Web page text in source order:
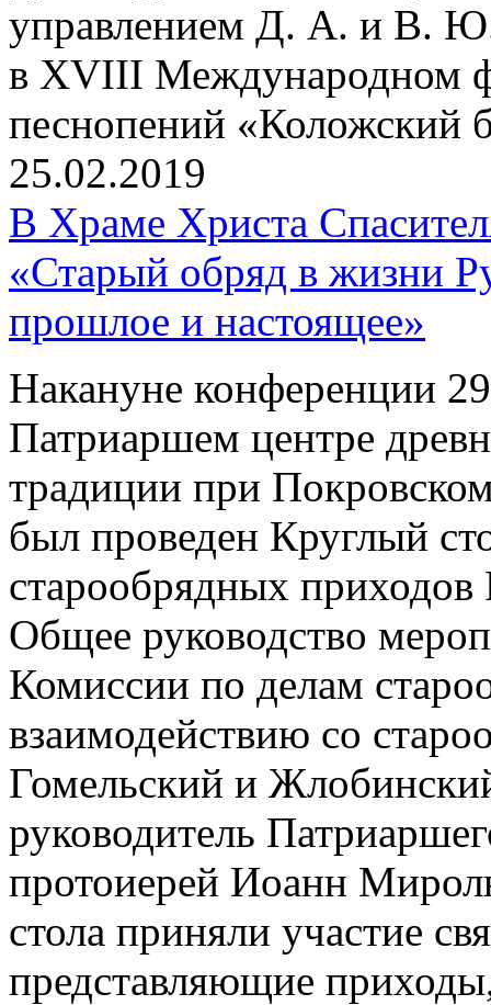
управлением Д. А. и В. Ю.
в XVIII Международном
песнопений «Коложский
25.02.2019
В Храме Христа
«Старый обряд в жизни
прошлое и настоящее»
Накануне конференции
Патриаршем центре
традиции при
был проведен Круглый
старообрядных
Общее руководство
Комиссии по делам
взаимодействию со
Гомельский и
руководитель
протоиерей Иоанн
стола приняли участие
представляющие